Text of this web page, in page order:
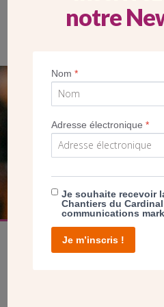
Mgr Eric Aumonier, évêque de
Cardinal
SEUL VOTRE DON
NOUS PERMET D’AGIR
FAIRE
notre
Nom*
Adresse électronique*
Je souhaite recevoir
Chantiers du
communications
Je m’inscris !